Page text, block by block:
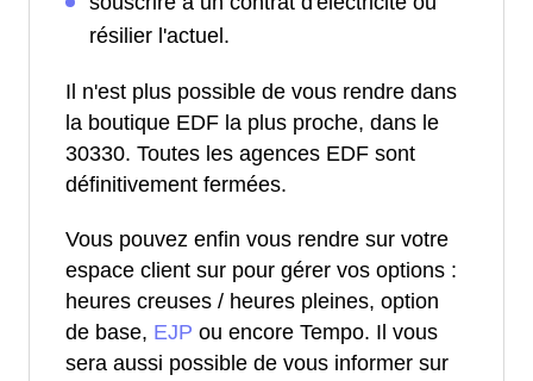
résilier l'actuel.
Il n'est plus possible de vous rendre dans
la boutique EDF la plus proche, dans le
30330. Toutes les agences EDF sont
définitivement fermées.
Vous pouvez enfin vous rendre sur votre
espace client sur pour gérer vos options :
heures creuses / heures pleines, option
de base, EJP ou encore Tempo. Il vous
sera aussi possible de vous informer sur